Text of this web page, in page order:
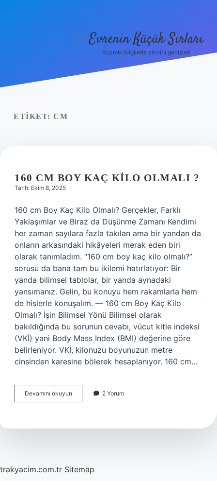
Yasal Uyarı
menüyü
Evrenin Küçük Sırları
Kozmik bilgilerle zihnini genişlet!
ETIKET: CM
160 CM BOY KAÇ KILO OLMALI ?
Tarih: Ekim 8, 2025
160 cm Boy Kaç Kilo Olmalı? Gerçekler, Farklı
Yaklaşımlar ve Biraz da Düşünme Zamanı Kendimi
her zaman sayılara fazla takılan ama bir yandan da
onların arkasındaki hikâyeleri merak eden biri
olarak tanımladım. “160 cm boy kaç kilo olmalı?”
sorusu da bana tam bu ikilemi hatırlatıyor: Bir
yanda bilimsel tablolar, bir yanda aynadaki
yansımanız. Gelin, bu konuyu hem rakamlarla hem
de hislerle konuşalım. — 160 cm Boy Kaç Kilo
Olmalı? İşin Bilimsel Yönü Bilimsel olarak
bakıldığında bu sorunun cevabı, vücut kitle indeksi
(VKİ) yani Body Mass Index (BMI) değerine göre
belirleniyor. VKİ, kilonuzu boyunuzun metre
cinsinden karesine bölerek hesaplanıyor. 160 cm…
Devamını okuyun
cm
kilo
2 Yorum
trakyacim.com.tr Sitemap